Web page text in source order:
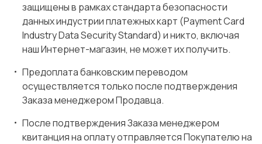
защищены в рамках стандарта безопасности
данных индустрии платежных карт (Payment Card
Industry Data Security Standard) и никто, включая
наш Интернет-магазин, не может их получить.
Предоплата банковским переводом
осуществляется только после подтверждения
Заказа менеджером Продавца.
После подтверждения Заказа менеджером
квитанция на оплату отправляется Покупателю на